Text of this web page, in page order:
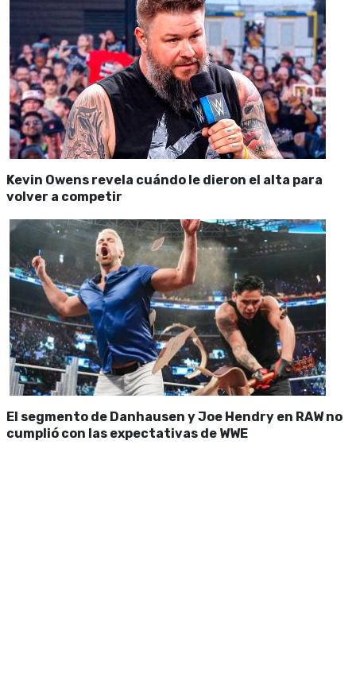
Kevin Owens revela cuándo le dieron el alta para
volver a competir
El segmento de Danhausen y Joe Hendry en RAW no
cumplió con las expectativas de WWE